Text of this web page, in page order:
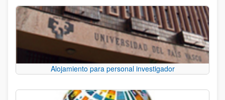
Alojamiento para personal investigador